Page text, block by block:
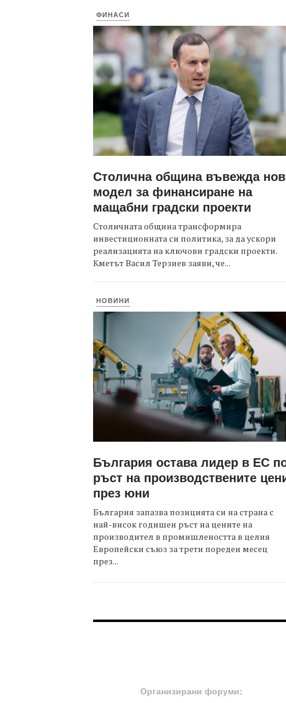
ФИНАСИ
Столична община въвежда нов
модел за финансиране на
мащабни градски проекти
Столичната община трансформира
инвестиционната си политика, за да ускори
реализацията на ключови градски проекти.
Кметът Васил Терзиев заяви, че...
НОВИНИ
България остава лидер в ЕС
ръст на производствените
през юни
България запазва позицията си на страна с
най-висок годишен ръст на цените на
производител в промишлеността в целия
Европейски съюз за трети пореден месец
през...
Организирани форуми: